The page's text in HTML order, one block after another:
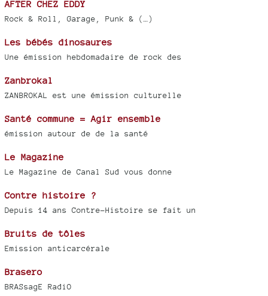
AFTER CHEZ EDDY
Rock & Roll, Garage, Punk & (…)
Les bébés dinosaures
Une émission hebdomadaire de rock des
Zanbrokal
ZANBROKAL est une émission culturelle
Santé commune = Agir ensemble
émission autour de de la santé
Le Magazine
Le Magazine de Canal Sud vous donne
Contre histoire ?
Depuis 14 ans Contre-Histoire se fait un
Bruits de tôles
Emission anticarcérale
Brasero
BRASsagE RadiO